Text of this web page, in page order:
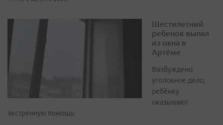
Шестилетний
ребенок выпал
из окна в
Артёме
Возбуждено
уголовное дело,
ребёнку
оказывают
экстренную помощь